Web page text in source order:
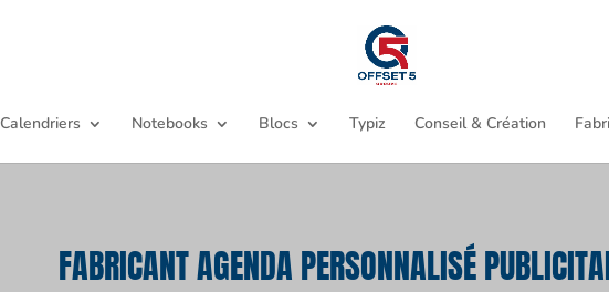
Calendriers Notebooks Blocs Typiz Conseil & Création
FABRICANT AGENDA PERSONNALISÉ